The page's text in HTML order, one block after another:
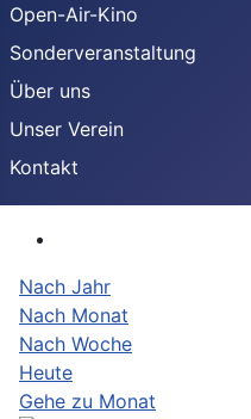
Open-Air-Kino
Sonderveranstaltung
Über uns
Unser Verein
Kontakt
Nach Jahr
Nach Monat
Nach Woche
Heute
Gehe zu Monat